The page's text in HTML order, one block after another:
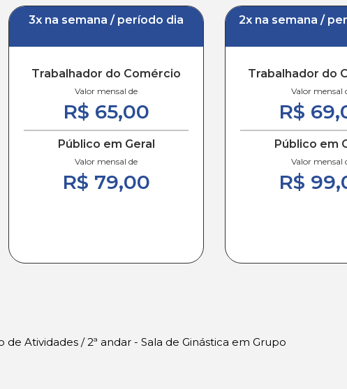
3x na semana / período dia
Trabalhador do Comércio
Valor mensal de
R$ 65,00
Público em Geral
Valor mensal de
R$ 79,00
2x na semana /
Trabalhador do
Valor mensal
R$
Público em
Valor mensal
R$
de Atividades / 2ª andar - Sala de Ginástica em Grupo